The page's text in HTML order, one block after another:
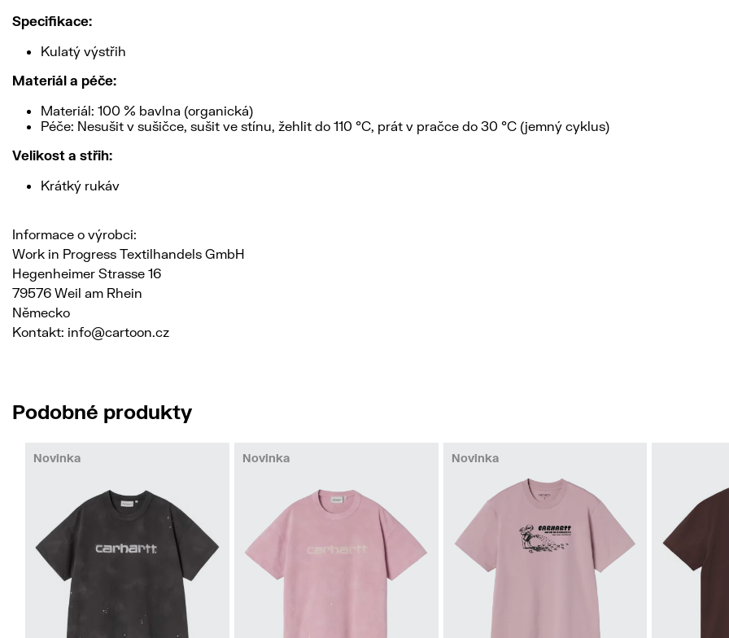
Specifikace:
Kulatý výstřih
Materiál a péče:
Materiál: 100 % bavlna (organická)
Péče: Nesušit v sušičce, sušit ve stínu, žehlit do 110 °C, prát v pračce do 30 °C (jemný cyklus)
Velikost a střih:
Krátký rukáv
Informace o výrobci:
Work in Progress Textilhandels GmbH
Hegenheimer Strasse 16
79576 Weil am Rhein
Německo
Kontakt: info@cartoon.cz
Podobné produkty
Novinka Novinka Novinka